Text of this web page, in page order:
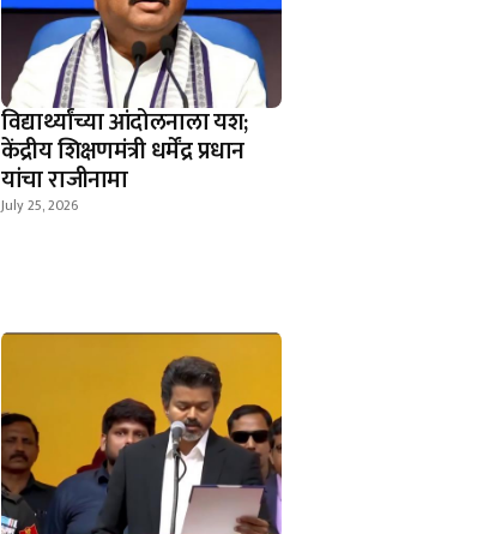
विद्यार्थ्यांच्या आंदोलनाला यश;
केंद्रीय शिक्षणमंत्री धर्मेंद्र प्रधान
यांचा राजीनामा
July 25, 2026